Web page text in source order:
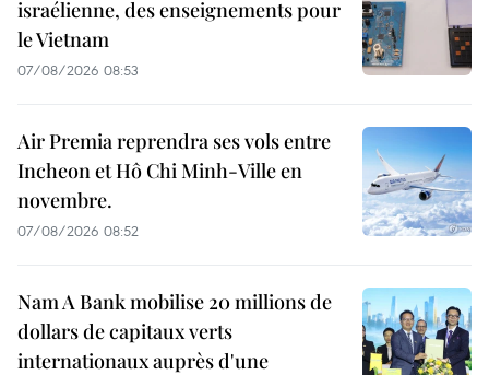
israélienne, des enseignements pour
le Vietnam
07/08/2026 08:53
Air Premia reprendra ses vols entre
Incheon et Hô Chi Minh-Ville en
novembre.
07/08/2026 08:52
Nam A Bank mobilise 20 millions de
dollars de capitaux verts
internationaux auprès d'une